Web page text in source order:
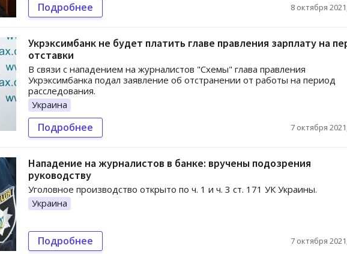
Подробнее 8 октября
Укрэксимбанк не будет платить главе правления зарплату на
отставки
В связи с нападением на журналистов "Схемы" глава правления
Укрэксимбанка подал заявление об отстранении от работы на период
расследования.
Украина
Подробнее 7 октября
Нападение на журналистов в банке: вручены подозрения
руководству
Уголовное производство открыто по ч. 1 и ч. 3 ст. 171 УК Украины.
Украина
Подробнее 7 октября